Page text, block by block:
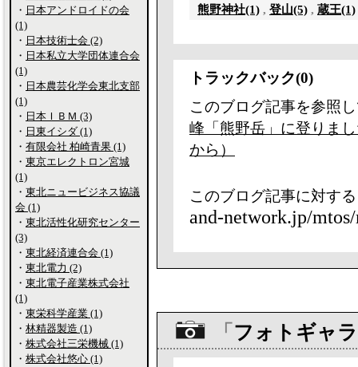
熊野神社(1) , 登山(5) , 蔵王(1)
トラックバック(0)
このブログ記事を参照
峰「熊野岳」に登りま
から）
このブログ記事に対す
and-network.jp/
「 フォトギャ
・ 日本アンドロイドの会
(1)
・ 日本技術士会 (2)
・ 日本私立大学団体連合会
(1)
・ 日本農芸化学会東北支部
(1)
・ 日本ＩＢＭ (3)
・ 日東イシダ (1)
・ 有限会社 柏崎青果 (1)
・ 東京エレクトロン宮城
(1)
・ 東北ニュービジネス協議
会 (1)
・ 東北活性化研究センター
(3)
・ 東北経済連合会 (1)
・ 東北電力 (2)
・ 東北電子産業株式会社
(1)
・ 東栄科学産業 (1)
・ 林精器製造 (1)
・ 株式会社三栄機械 (1)
・ 株式会社悠心 (1)